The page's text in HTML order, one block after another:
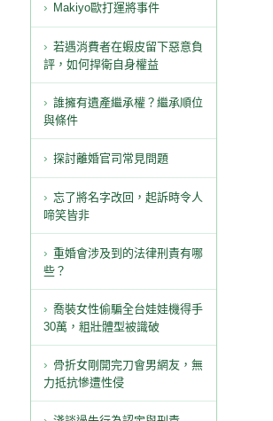
Makiyo歐打運將事件
若遇消費者在蝦皮留下惡意負
評，如何捍衛自身權益
誰擁有遺產繼承權？繼承順位
與條件
探討離婚官司常見問題
忘了將名字改回，起訴時令人
啼笑皆非
重婚會涉及到的法律刑責有哪
些？
喬裝女性偷騙全台娃娃機得手
30萬，粗壯體型被識破
骨折女剛開完刀會男網友，無
力抵抗慘遭性侵